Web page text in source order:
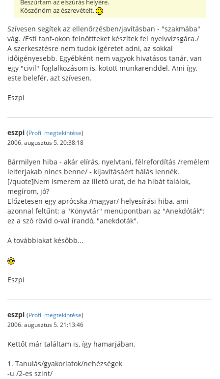
Beszúrtam az elszúrás helyére.
Köszönöm az észrevételt.
Szívesen segítek az ellenőrzésben/javításban - "szakmába"
vág. /Esti tanf-okon felnőttteket készítek fel nyelvvizsgára./
A szerkesztésre nem tudok ígéretet adni, az sokkal
időigényesebb. Egyébként nem vagyok hivatásos tanár, van
egy "civil" foglalkozásom is, kötött munkarenddel. Ami így,
este belefér, azt szívesen.
Eszpi
eszpi (Profil megtekintése)
2006. augusztus 5. 20:38:18
Bármilyen hiba - akár elírás, nyelvtani, félrefordítás /remélem
leiterjakab nincs benne/ - kijavításáért hálás lennék.
[/quote]Nem ismerem az illető urat, de ha hibát találok,
megírom, jó?
Előzetesen egy aprócska /magyar/ helyesírási hiba, ami
azonnal feltűnt: a "Könyvtár" menüpontban az "Anekdóták":
ez a szó rövid o-val írandó, "anekdoták".
A továbbiakat később...
Eszpi
eszpi (Profil megtekintése)
2006. augusztus 5. 21:13:46
Kettőt már találtam is, így hamarjában.
1. Tanulás/gyakorlatok/nehézségek
-u /2-es szint/